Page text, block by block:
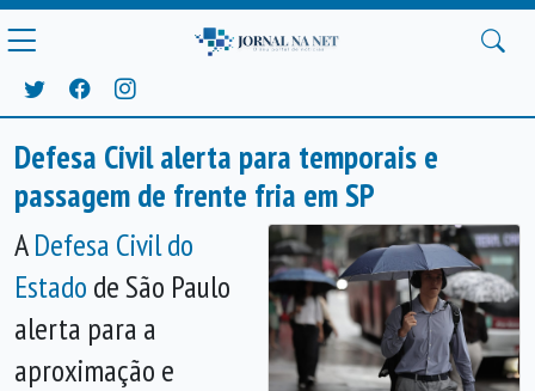
Defesa Civil alerta para temporais e
passagem de frente fria em SP
ADefesa Civil do
Estado de São Paulo
alerta para a
aproximação e